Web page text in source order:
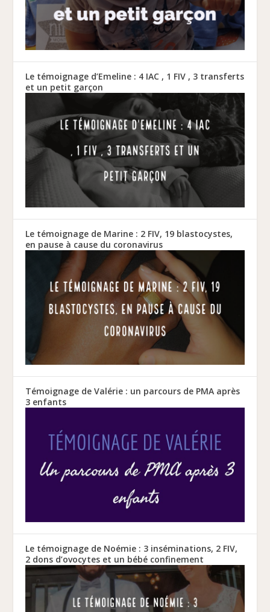
Le témoignage d’Emeline : 4 IAC , 1 FIV , 3 transferts
et un petit garçon
Le témoignage de Marine : 2 FIV, 19 blastocystes,
en pause à cause du coronavirus
Témoignage de Valérie : un parcours de PMA après
3 enfants
Le témoignage de Noémie : 3 inséminations, 2 FIV,
2 dons d’ovocytes et un bébé confinement